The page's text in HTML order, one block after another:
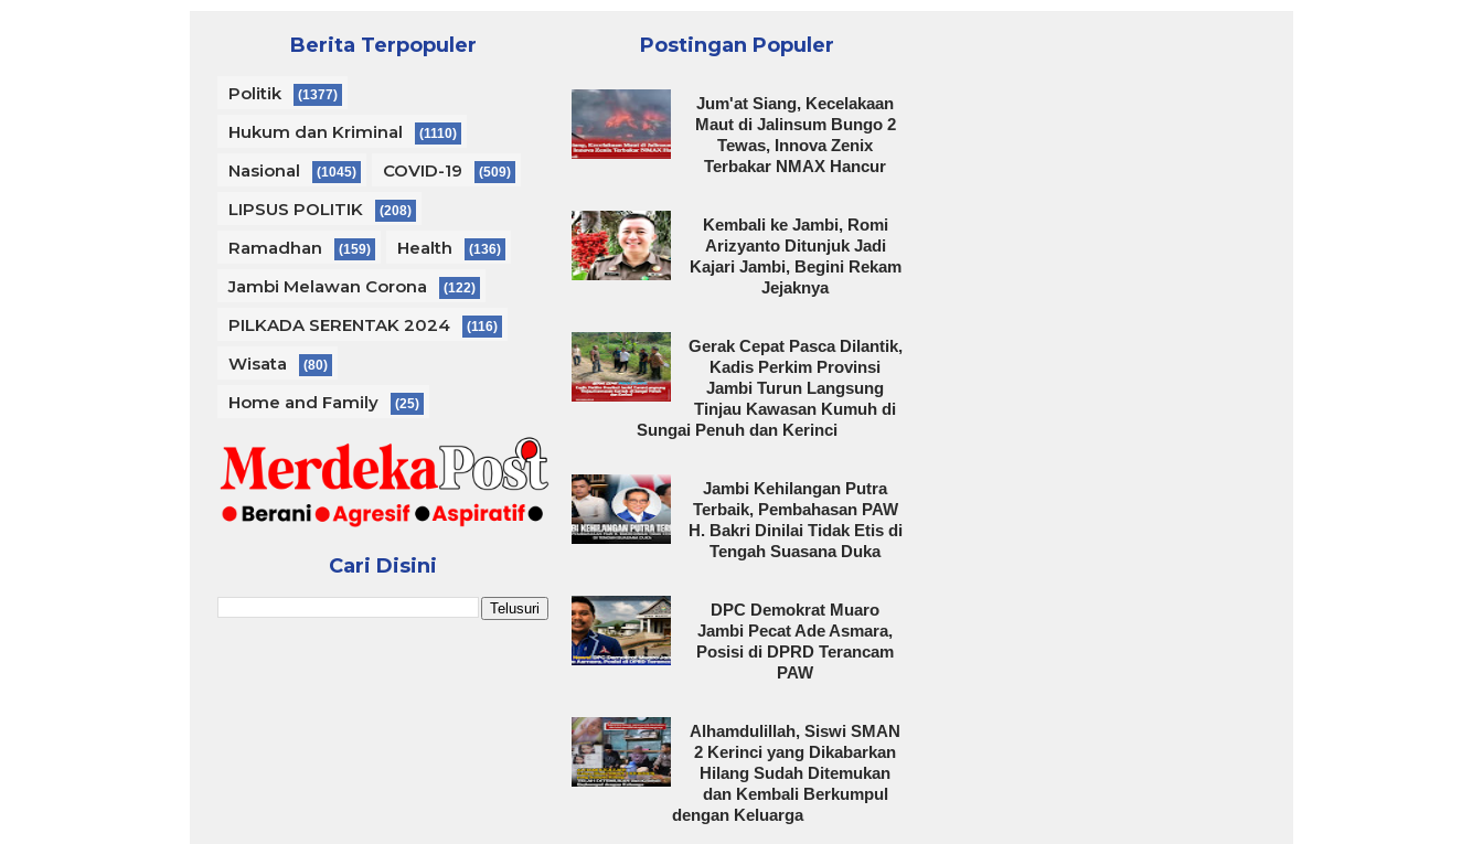
Berita Terpopuler
Politik (1377)
Hukum dan Kriminal (1110)
Nasional (1045) COVID-19 (509)
LIPSUS POLITIK (208)
Ramadhan (159) Health (136)
Jambi Melawan Corona (122)
PILKADA SERENTAK 2024 (116)
Wisata (80)
Home and Family (25)
Cari Disini
Postingan Populer
Jum'at Siang, Kecelakaan
Maut di Jalinsum Bungo 2
Tewas, Innova Zenix
Terbakar NMAX Hancur
Kembali ke Jambi, Romi
Arizyanto Ditunjuk Jadi
Kajari Jambi, Begini Rekam
Jejaknya
Gerak Cepat Pasca Dilantik,
Kadis Perkim Provinsi
Jambi Turun Langsung
Tinjau Kawasan Kumuh di
Sungai Penuh dan Kerinci
Jambi Kehilangan Putra
Terbaik, Pembahasan PAW
H. Bakri Dinilai Tidak Etis di
Tengah Suasana Duka
DPC Demokrat Muaro
Jambi Pecat Ade Asmara,
Posisi di DPRD Terancam
PAW
Alhamdulillah, Siswi SMAN
2 Kerinci yang Dikabarkan
Hilang Sudah Ditemukan
dan Kembali Berkumpul
dengan Keluarga